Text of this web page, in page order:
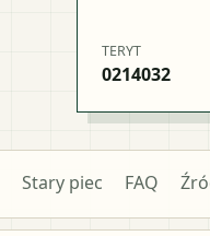
TERYT
0214032
Stary piec FAQ